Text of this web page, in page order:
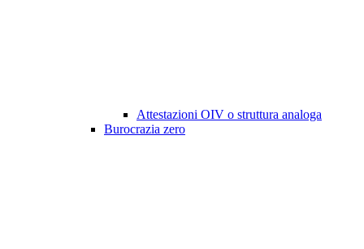
Attestazioni OIV o struttura analoga
Burocrazia zero